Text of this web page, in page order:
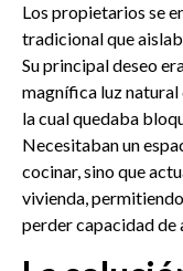
Los propietarios se
tradicional que
Su principal deseo
magnífica luz natural
la cual quedaba
Necesitaban un
cocinar, sino que
vivienda,
perder capacidad de